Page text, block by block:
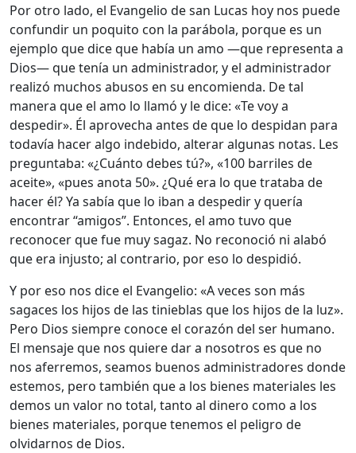
Por otro lado, el Evangelio de san Lucas hoy nos puede
confundir un poquito con la parábola, porque es un
ejemplo que dice que había un amo —que representa a
Dios— que tenía un administrador, y el administrador
realizó muchos abusos en su encomienda. De tal
manera que el amo lo llamó y le dice: «Te voy a
despedir». Él aprovecha antes de que lo despidan para
todavía hacer algo indebido, alterar algunas notas. Les
preguntaba: «¿Cuánto debes tú?», «100 barriles de
aceite», «pues anota 50». ¿Qué era lo que trataba de
hacer él? Ya sabía que lo iban a despedir y quería
encontrar “amigos”. Entonces, el amo tuvo que
reconocer que fue muy sagaz. No reconoció ni alabó
que era injusto; al contrario, por eso lo despidió.
Y por eso nos dice el Evangelio: «A veces son más
sagaces los hijos de las tinieblas que los hijos de la luz».
Pero Dios siempre conoce el corazón del ser humano.
El mensaje que nos quiere dar a nosotros es que no
nos aferremos, seamos buenos administradores donde
estemos, pero también que a los bienes materiales les
demos un valor no total, tanto al dinero como a los
bienes materiales, porque tenemos el peligro de
olvidarnos de Dios.